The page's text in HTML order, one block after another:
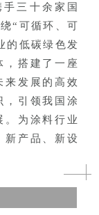
三十余家国
“可循环、可
的低碳绿色发
，搭建了一座
来发展的高效
，引领我国涂
。为涂料行业
新产品、新设